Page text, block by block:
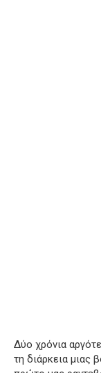
Δύο χρόνια
τη διάρκεια μιας